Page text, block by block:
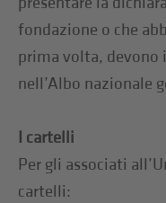
fondazione o che
prima volta, devono
nell’Albo nazionale
I cartelli
Per gli associati
cartelli: